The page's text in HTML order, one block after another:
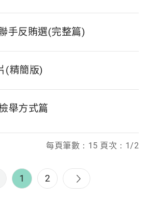
手反賄選(完整篇)
(精簡版)
舉方式篇
每頁筆數：15 頁次：1/2
1 2